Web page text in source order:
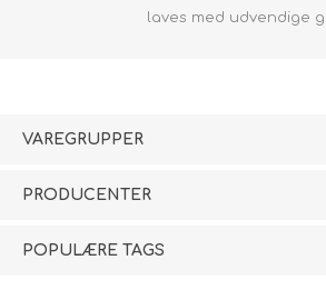
laves med udvendige
VAREGRUPPER
PRODUCENTER
POPULÆRE TAGS